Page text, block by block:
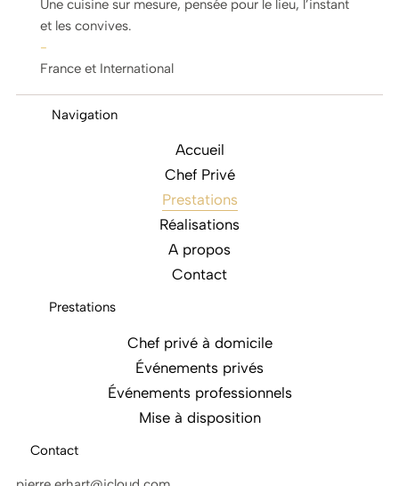
Une cuisine sur mesure, pensée pour le lieu, l’instant
et les convives.
-
France et International
Navigation
Accueil
Chef Privé
Prestations
Réalisations
A propos
Contact
Prestations
Chef privé à domicile
Événements privés
Événements professionnels
Mise à disposition
Contact